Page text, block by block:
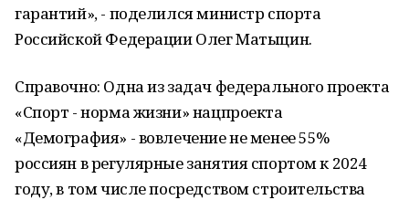
гарантий», - поделился министр спорта
Российской Федерации Олег Матыцин.
Справочно: Одна из задач федерального проекта
«Спорт - норма жизни» нацпроекта
«Демография» - вовлечение не менее 55%
россиян в регулярные занятия спортом к 2024
году, в том числе посредством строительства